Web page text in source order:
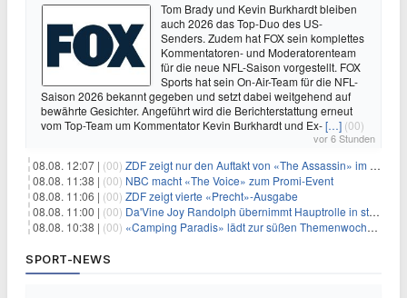
Tom Brady und Kevin Burkhardt bleiben
auch 2026 das Top-Duo des US-
Senders. Zudem hat FOX sein komplettes
Kommentatoren- und Moderatorenteam
für die neue NFL-Saison vorgestellt. FOX
Sports hat sein On-Air-Team für die NFL-
Saison 2026 bekannt gegeben und setzt dabei weitgehend auf
bewährte Gesichter. Angeführt wird die Berichterstattung erneut
vom Top-Team um Kommentator Kevin Burkhardt und Ex-[…] (00)
vor 6 Stunden
08.08. 12:07 | (00) ZDF zeigt nur den Auftakt von «The Assassin» im Fernsehen
08.08. 11:38 | (00) NBC macht «The Voice» zum Promi-Event
08.08. 11:06 | (00) ZDF zeigt vierte «Precht»-Ausgabe
08.08. 11:00 | (00) Da'Vine Joy Randolph übernimmt Hauptrolle in starbesetzter schwarzer Komödie
08.08. 10:38 | (00) «Camping Paradis» lädt zur süßen Themenwoche ein
SPORT-NEWS